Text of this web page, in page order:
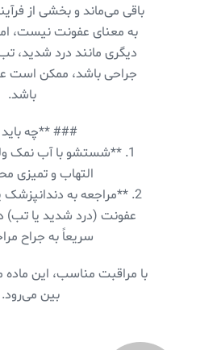
باقی می‌ماند و بخشی از
به معنای عفونت نیست، اما
دیگری مانند درد شدید،
جراحی باشد، ممکن است
باشد.
### **چه
1. **شستشو با آب نمک
التهاب و تمیزی
2. **مراجعه به دندانپزشک
عفونت (درد شدید یا تب)
سریعاً به جراح
با مراقبت مناسب، این ماده
بین